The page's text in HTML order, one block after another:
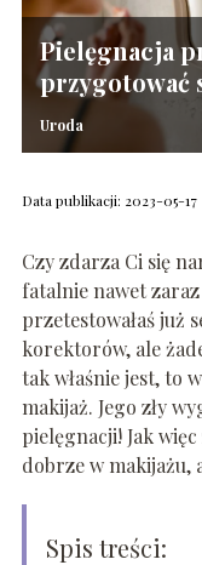
Pielęgnacja
przygotować
Uroda
Data publikacji: 2023-05-17
Czy zdarza Ci się
fatalnie nawet zaraz
przetestowałaś już
korektorów, ale
tak właśnie jest, to
makijaż. Jego zły
pielęgnacji! Jak
dobrze w makijażu,
Spis treści: